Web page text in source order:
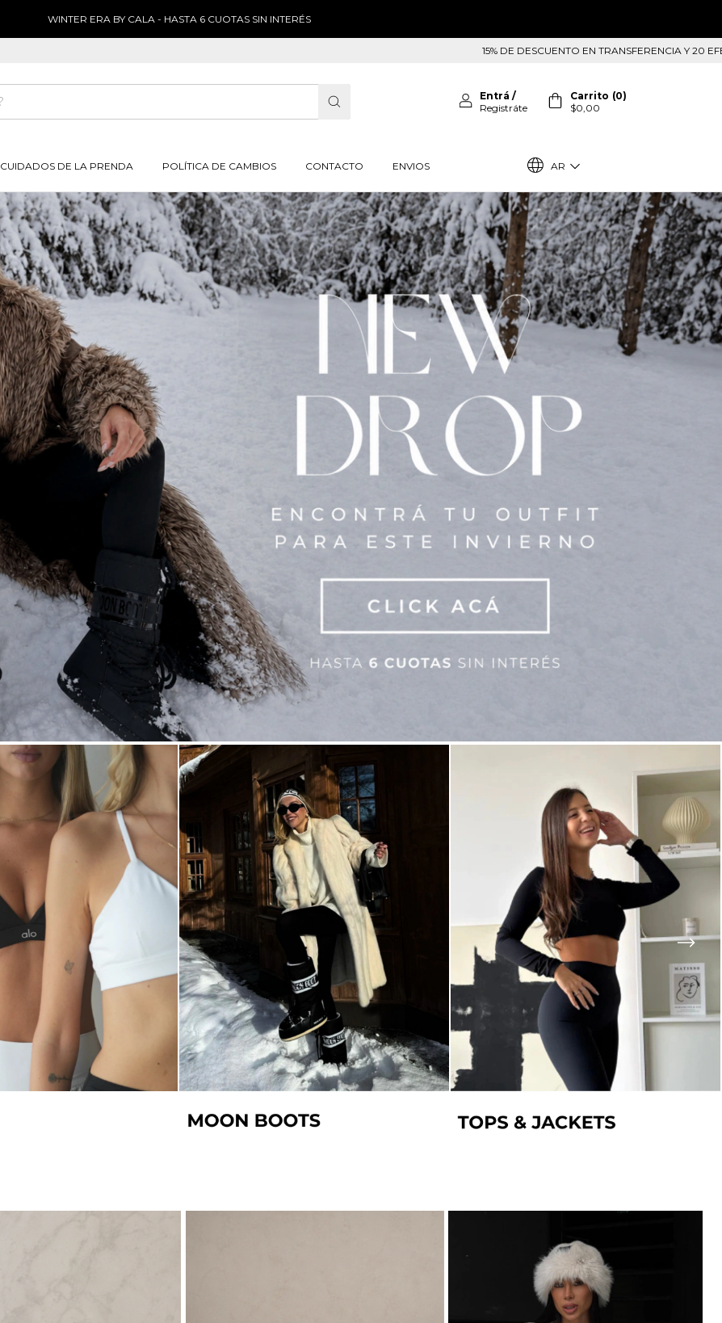
WINTER ERA BY CALA - HASTA 6 CUOTAS SIN INTERÉS
15% DE DESCUENTO EN TRANSFERENCIA Y 20 EFECTIVO EN
Entrá /
Registráte
Carrito (0)
$0,00
CUIDADOS DE LA PRENDA POLÍTICA DE CAMBIOS CONTACTO ENVIOS AR